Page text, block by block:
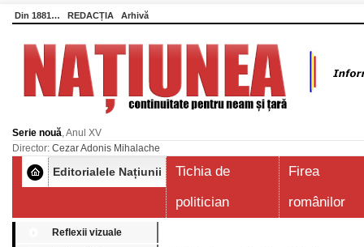
Din 1881… REDACȚIA Arhivă
Serie nouă, Anul XV
Director: Cezar Adonis Mihalache
Editorialele Națiunii
Tichia de
politician
Firea
românilor
Reflexii vizuale